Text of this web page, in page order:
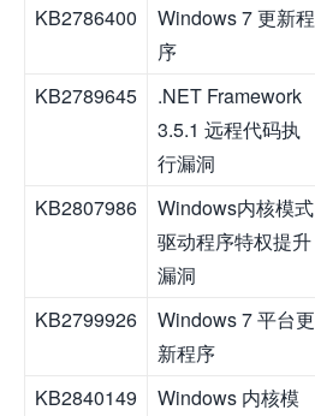
KB2786400
Windows 7 更新程
序
KB2789645
.NET Framework
3.5.1 远程代码执
行漏洞
KB2807986
Windows内核模式
驱动程序特权提升
漏洞
KB2799926
Windows 7 平台更
新程序
KB2840149
Windows 内核模